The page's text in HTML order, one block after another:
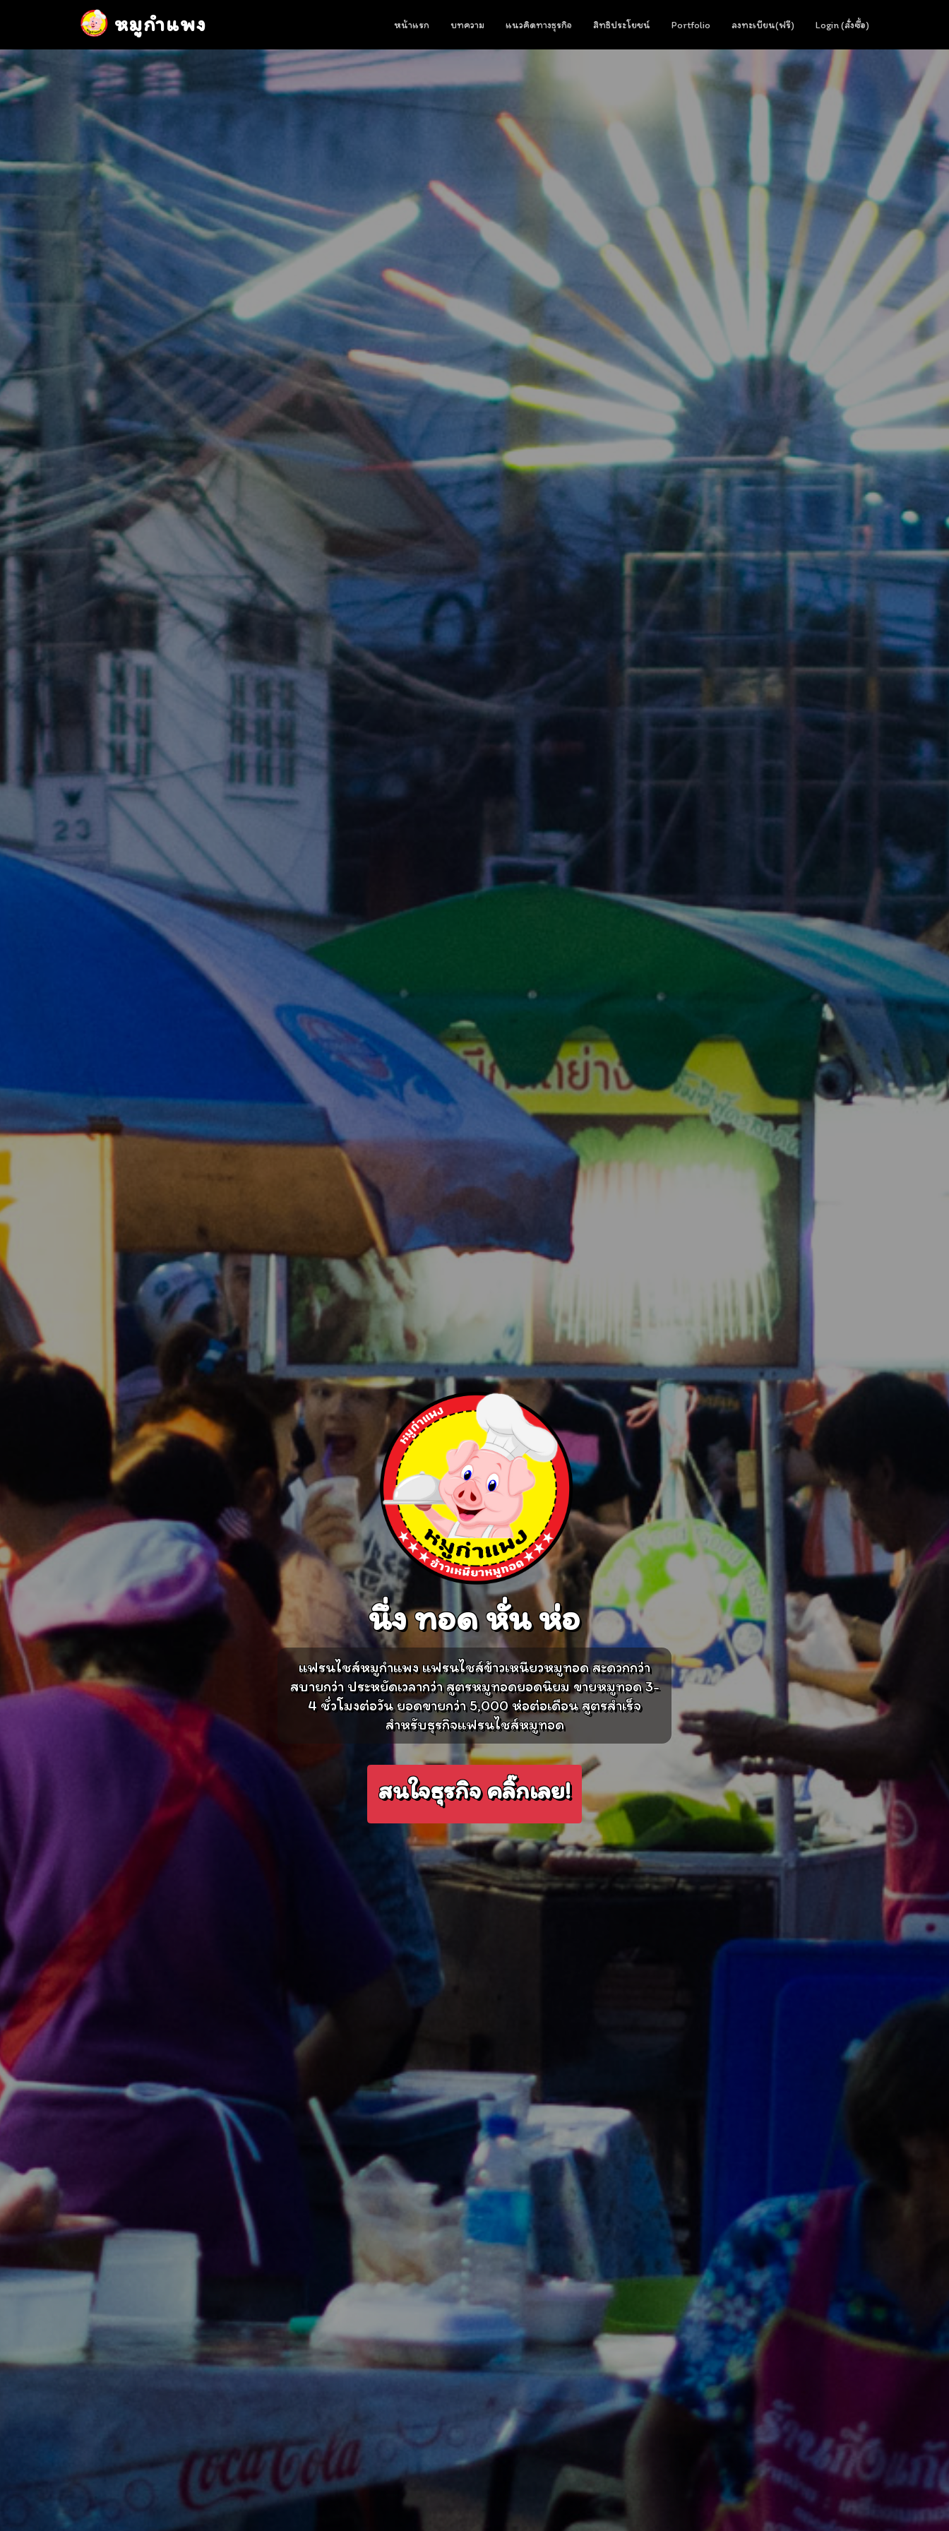
หมูกำแพง หน้าแรก บทความ แนวคิดทางธุรกิจ สิทธิประโยชน์ Portfolio ลงทะเบียน(ฟรี) Login (สั่งซื้อ)
นึ่งทอดหั่นห่อ
แฟรนไชส์หมูกำแพง แฟรนไชส์ข้าวเหนียวหมูทอด สะดวกกว่า
สบายกว่า ประหยัดเวลากว่า สูตรหมูทอดยอดนิยม ขายหมูทอด 3-
4 ชั่วโมงต่อวัน ยอดขายกว่า 5,000 ห่อต่อเดือน สูตรสำเร็จ
สำหรับธุรกิจแฟรนไชส์หมูทอด
สนใจธุรกิจ คลิ๊กเลย!